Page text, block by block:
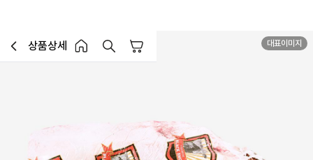
이전페이지로 이동
상품상세
홈 버튼홈 장바구니
대표이미지